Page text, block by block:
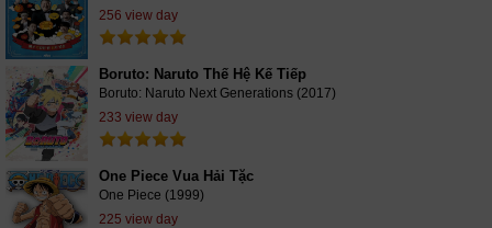
256 view day
Boruto: Naruto Thế Hệ Kế Tiếp
Boruto: Naruto Next Generations (2017)
233 view day
One Piece Vua Hải Tặc
One Piece (1999)
225 view day